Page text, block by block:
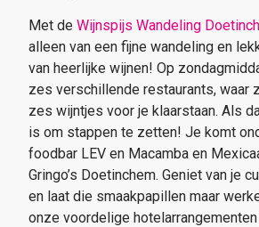
Met de Wijnspijs Wandeling
alleen van een fijne wandeling en
van heerlijke wijnen! Op
zes verschillende restaurants, waar
zes wijntjes voor je klaarstaan. Als
is om stappen te zetten! Je komt
foodbar LEV en Macamba en
Gringo’s Doetinchem. Geniet van je
en laat die smaakpapillen maar
onze voordelige